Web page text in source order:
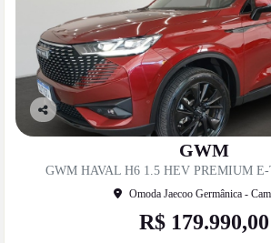
he
GWM
GWM HAVAL H6 1.5 HEV PREMIUM
Omoda Jaecoo Germânica -
R$ 179.990,00